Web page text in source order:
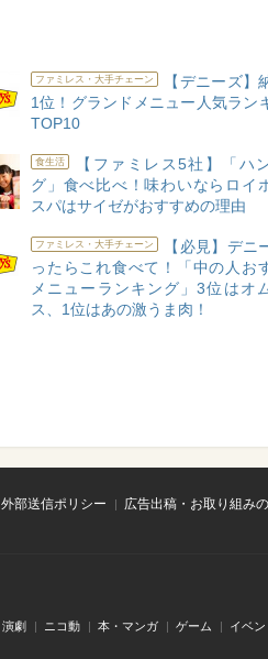
ファミレス・大手チェーン
【デニーズ】
1位！グランドメニュー人気ラン
TOP10
食生活
【ファミレス5社】「ハ
グ」食べ比べ！味わいならロイ
スパはサイゼがおすすめの理由
ファミレス・大手チェーン
【必見】デニ
ったらこれ食べて！「中の人お
メニューランキング」3位はオ
ス、1位はあの激うま肉！
外部送信ポリシー
広告出稿・お取り組み
演劇 ニコ動 本・マンガ ゲーム イベン